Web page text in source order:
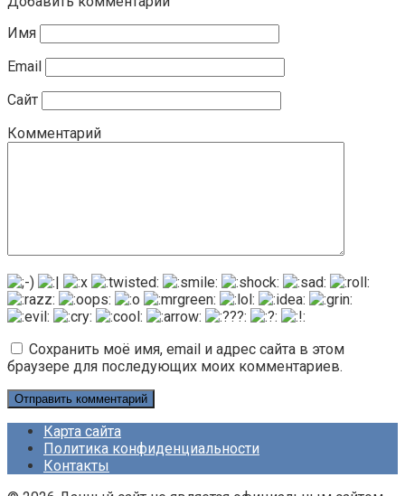
Имя
Email
Сайт
Комментарий
Сохранить моё имя, email и адрес сайта в этом
браузере для последующих моих комментариев.
Карта сайта
Политика конфиденциальности
Контакты